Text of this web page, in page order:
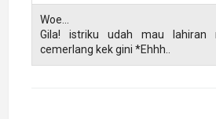
Woe...
Gila! istriku udah mau lahiran
cemerlang kek gini *Ehhh..